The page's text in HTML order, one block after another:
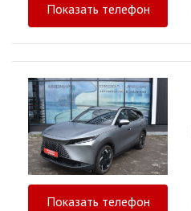
Показать телефон
Показать телефон